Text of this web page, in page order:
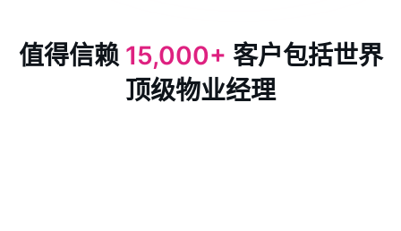
值得信赖 15,000+ 客户包括世界
顶级物业经理